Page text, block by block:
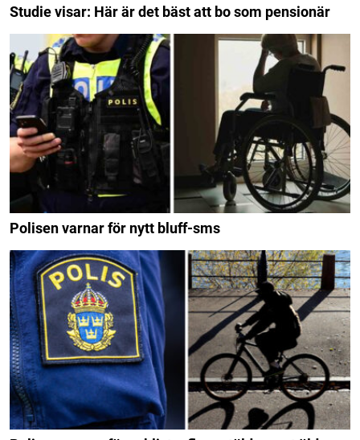
Studie visar: Här är det bäst att bo som pensionär
Polisen varnar för nytt bluff-sms